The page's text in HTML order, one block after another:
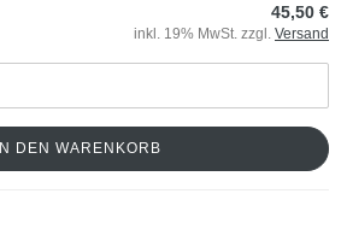
45,50 €
inkl. 19% MwSt. zzgl. Versand
IN DEN WARENKORB